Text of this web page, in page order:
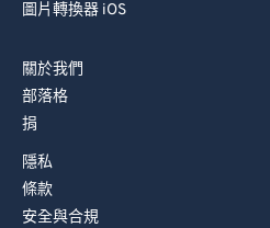
圖片轉換器 iOS
關於我們
部落格
捐
隱私
條款
安全與合規